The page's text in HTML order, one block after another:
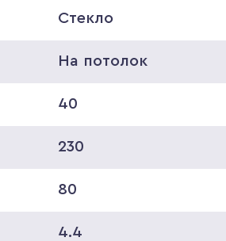
Стекло
На потолок
40
230
80
4.4